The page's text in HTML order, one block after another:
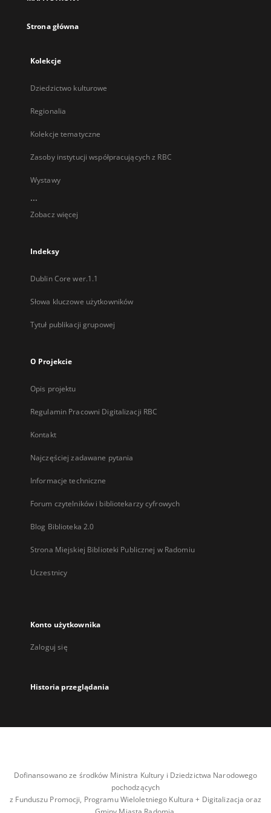
Strona główna
Kolekcje
Dziedzictwo kulturowe
Regionalia
Kolekcje tematyczne
Zasoby instytucji współpracujących z RBC
Wystawy
...
Zobacz więcej
Indeksy
Dublin Core wer.1.1
Słowa kluczowe użytkowników
Tytuł publikacji grupowej
O Projekcie
Opis projektu
Regulamin Pracowni Digitalizacji RBC
Kontakt
Najczęściej zadawane pytania
Informacje techniczne
Forum czytelników i bibliotekarzy cyfrowych
Blog Biblioteka 2.0
Strona Miejskiej Biblioteki Publicznej w Radomiu
Uczestnicy
Konto użytkownika
Zaloguj się
Historia przeglądania
Dofinansowano ze środków Ministra Kultury i Dziedzictwa Narodowego
pochodzących
z Funduszu Promocji, Programu Wieloletniego Kultura + Digitalizacja oraz